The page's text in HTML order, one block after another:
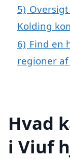
5)
Kolding
6) Find en
regioner
Hvad
i Viuf